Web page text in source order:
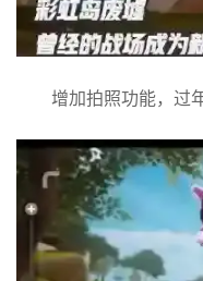
增加拍照功能，过